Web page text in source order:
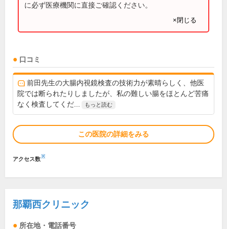
に必ず医療機関に直接ご確認ください。
×閉じる
口コミ
前田先生の大腸内視鏡検査の技術力が素晴らしく、他医
院では断られたりしましたが、私の難しい腸をほとんど苦痛
なく検査してくだ...
もっと読む
この医院の詳細をみる
アクセス数※
那覇西クリニック
所在地・電話番号